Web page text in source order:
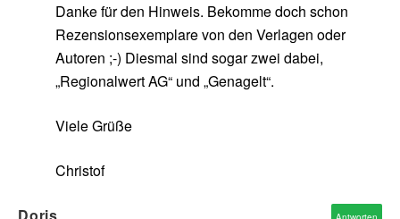
Danke für den Hinweis. Bekomme doch schon
Rezensionsexemplare von den Verlagen oder
Autoren ;-) Diesmal sind sogar zwei dabei,
„Regionalwert AG“ und „Genagelt“.
Viele Grüße
Christof